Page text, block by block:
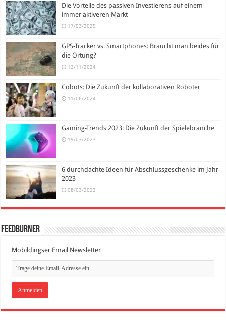
Die Vorteile des passiven Investierens auf einem
immer aktiveren Markt
17/03/2025
GPS-Tracker vs. Smartphones: Braucht man beides für
die Ortung?
12/11/2024
Cobots: Die Zukunft der kollaborativen Roboter
11/06/2024
Gaming-Trends 2023: Die Zukunft der Spielebranche
19/03/2023
6 durchdachte Ideen für Abschlussgeschenke im Jahr
2023
08/03/2023
FeedBurner
Mobildingser Email Newsletter